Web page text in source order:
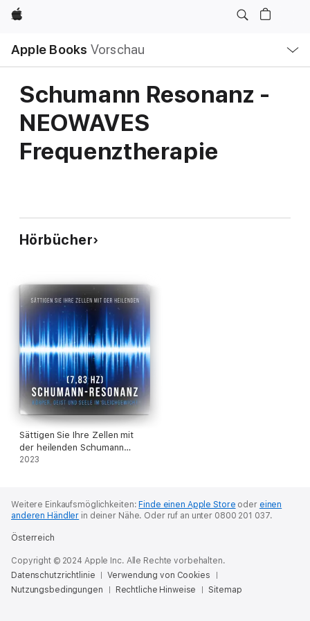
Apple
Apple Books Vorschau
Navigation
Menü
öffnen
Schumann Resonanz -
NEOWAVES
Frequenztherapie
Hörbücher
Sättigen Sie Ihre Zellen mit
der heilenden Schumann
Resonanz Frequenz (7,83 Hz)
2023
Weitere Einkaufsmöglichkeiten:Finde einen Apple Store oder einen
anderen Händler in deiner Nähe. Oder ruf an unter 0800 201 037.
Österreich
Copyright © 2024 Apple Inc. Alle Rechte vorbehalten.
Datenschutzrichtlinie
Verwendung von Cookies
Nutzungsbedingungen
Rechtliche Hinweise Sitemap